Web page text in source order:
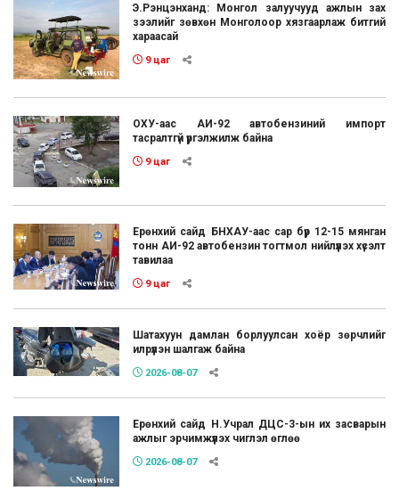
Э.Рэнцэнханд: Монгол залуучууд ажлын зах
зээлийг зөвхөн Монголоор хязгаарлаж битгий
хараасай
9 цаг
ОХУ-аас АИ-92 автобензиний импорт
тасралтгүй үргэлжилж байна
9 цаг
Ерөнхий сайд БНХАУ-аас сар бүр 12-15 мянган
тонн АИ-92 автобензин тогтмол нийлүүлэх хүсэлт
тавилаа
9 цаг
Шатахуун дамлан борлуулсан хоёр зөрчлийг
илрүүлэн шалгаж байна
2026-08-07
Ерөнхий сайд Н.Учрал ДЦС-3-ын их засварын
ажлыг эрчимжүүлэх чиглэл өглөө
2026-08-07